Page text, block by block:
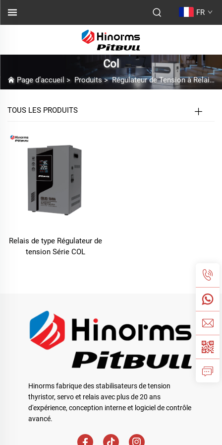
FR
Col
Page d’accueil > Produits>Régulateur de Tension à Relais
TOUS LES PRODUITS
Relais de type Régulateur de
tension Série COL
Hinorms fabrique des stabilisateurs de tension
thyristor, servo et relais avec plus de 20 ans
d'expérience, conception interne et logiciel de contrôle
avancé.